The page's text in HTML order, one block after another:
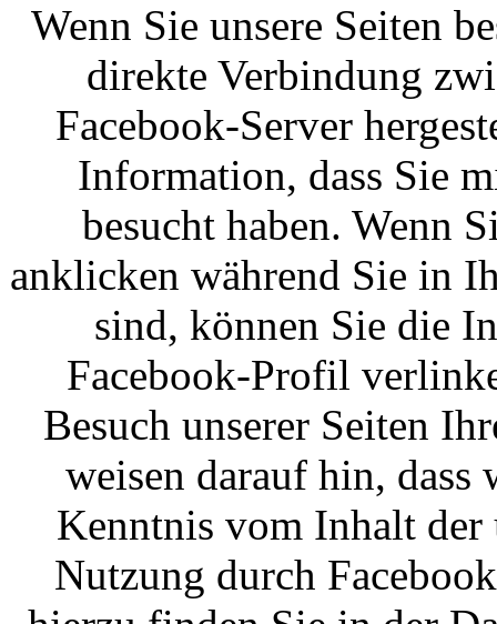
Wenn Sie unsere Seiten
direkte Verbindung
Facebook-Server
Information, dass Sie
besucht haben. Wenn
anklicken während Sie in
sind, können Sie die
Facebook-Profil
Besuch unserer Seiten
weisen darauf hin, dass
Kenntnis vom Inhalt der
Nutzung durch